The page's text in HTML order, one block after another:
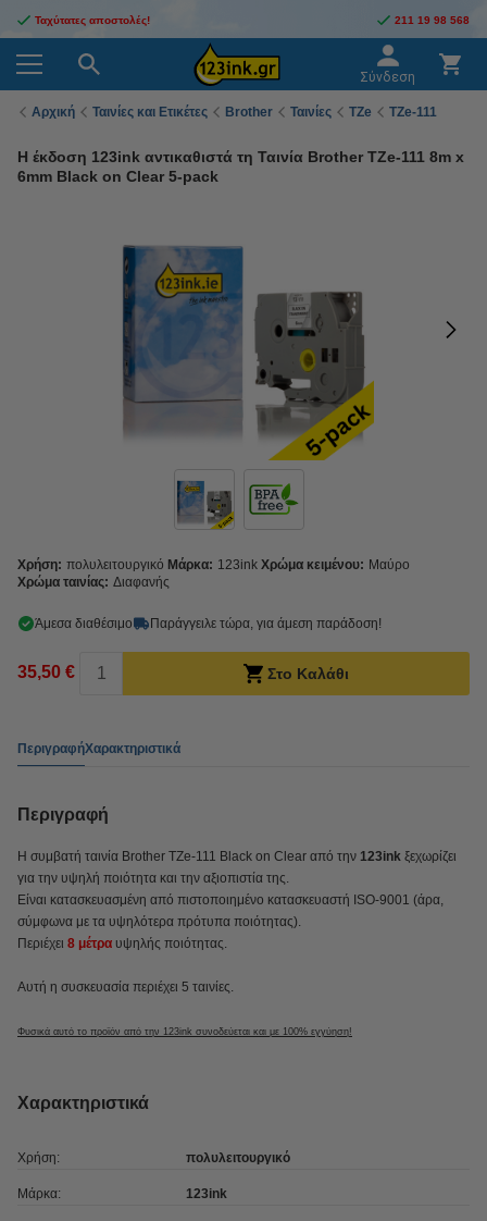
Ταχύτατες αποστολές! 211 19 98 568
Σύνδεση
Αρχική Ταινίες και Ετικέτες Brother Ταινίες TZe TZe-111
Η έκδοση 123ink αντικαθιστά τη Ταινία Brother TZe-111 8m x
6mm Black on Clear 5-pack
Χρήση: πολυλειτουργικό Μάρκα: 123ink Χρώμα κειμένου: Μαύρο
Χρώμα ταινίας: Διαφανής
Άμεσα διαθέσιμο Παράγγειλε τώρα, για άμεση παράδοση!
35,50 € Στο Καλάθι
ΠεριγραφήΧαρακτηριστικά
Περιγραφή
Η συμβατή ταινία Brother TZe-111 Black on Clear από την 123ink ξεχωρίζει
για την υψηλή ποιότητα και την αξιοπιστία της.
Είναι κατασκευασμένη από πιστοποιημένο κατασκευαστή ISO-9001 (άρα,
σύμφωνα με τα υψηλότερα πρότυπα ποιότητας).
Περιέχει 8 μέτρα υψηλής ποιότητας.
Αυτή η συσκευασία περιέχει 5 ταινίες.
Φυσικά αυτό το προϊόν από την 123ink συνοδεύεται και με 100% εγγύηση!
Χαρακτηριστικά
Χρήση: πολυλειτουργικό
Μάρκα: 123ink